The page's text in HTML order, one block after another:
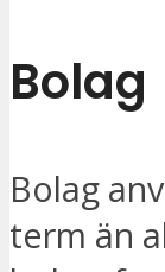
Bolag
Bolag
term än